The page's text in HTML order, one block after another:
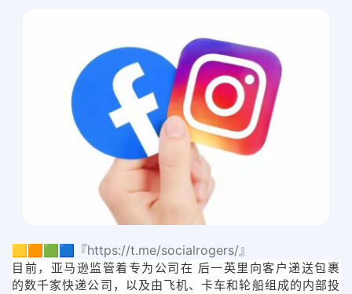
🟨🟧🟩🟦『https://t.me/socialrogers/』
目前，亚马逊监管着专为公司在 后一英里向客户递送包裹
的数千家快递公司，以及由飞机、卡车和轮船组成的内部投